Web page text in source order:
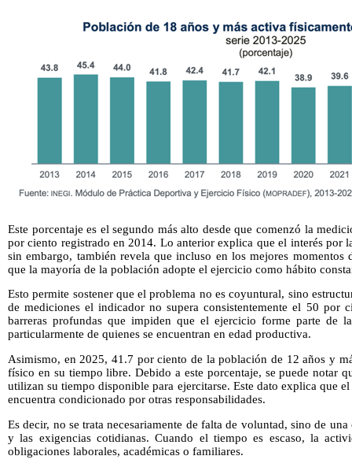
Este porcentaje es el segundo más alto desde que comenzó la
por ciento registrado en 2014. Lo anterior explica que el interés por
sin embargo, también revela que incluso en los mejores momentos
que la mayoría de la población adopte el ejercicio como hábito
Esto permite sostener que el problema no es coyuntural, sino
de mediciones el indicador no supera consistentemente el 50 por
barreras profundas que impiden que el ejercicio forme parte de
particularmente de quienes se encuentran en edad productiva.
Asimismo, en 2025, 41.7 por ciento de la población de 12 años y
físico en su tiempo libre. Debido a este porcentaje, se puede notar
utilizan su tiempo disponible para ejercitarse. Este dato explica que
encuentra condicionado por otras responsabilidades.
Es decir, no se trata necesariamente de falta de voluntad, sino de
y las exigencias cotidianas. Cuando el tiempo es escaso, la
obligaciones laborales, académicas o familiares.